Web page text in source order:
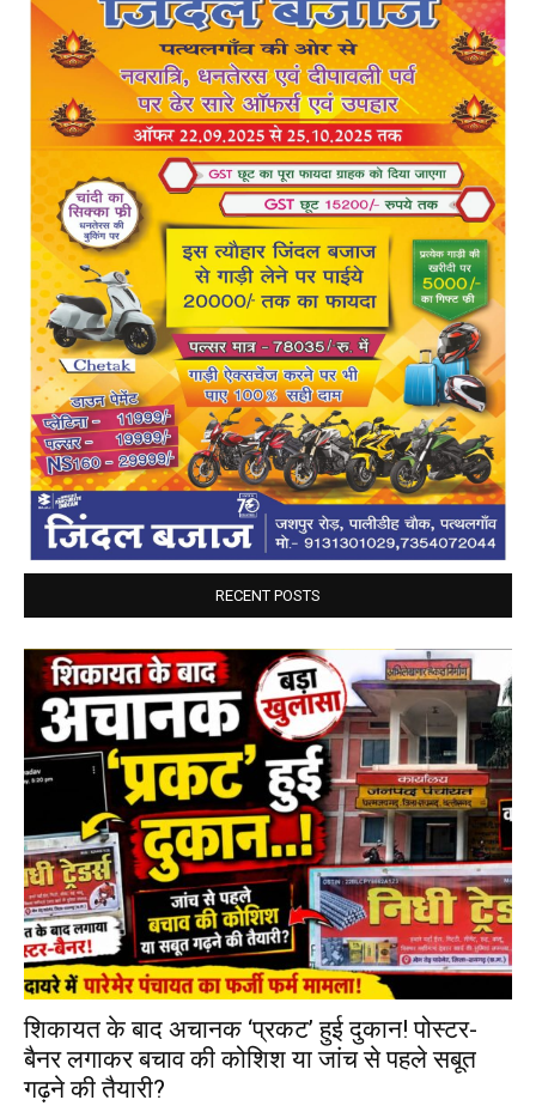
RECENT POSTS
शिकायत के बाद अचानक ‘प्रकट’ हुई दुकान! पोस्टर-
बैनर लगाकर बचाव की कोशिश या जांच से पहले सबूत
गढ़ने की तैयारी?